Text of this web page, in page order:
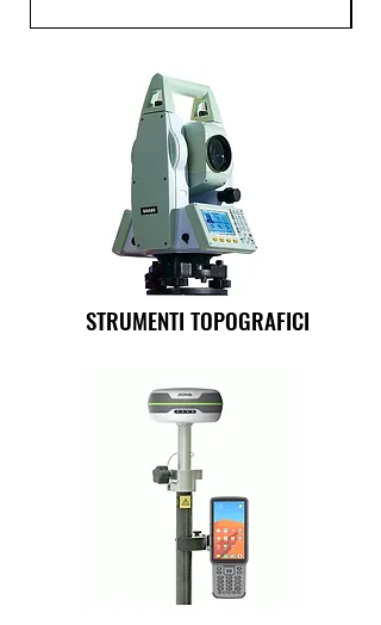
STRUMENTI TOPOGRAFICI